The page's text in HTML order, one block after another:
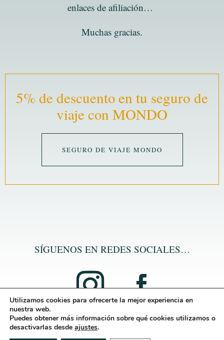
enlaces de afiliación…
Muchas gracias.
5% de descuento en tu seguro de
viaje con MONDO
SEGURO DE VIAJE MONDO
SÍGUENOS EN REDES SOCIALES…
Utilizamos cookies para ofrecerte la mejor experiencia en
nuestra web.
Puedes obtener más información sobre qué cookies utilizamos o
desactivarlas desde ajustes.